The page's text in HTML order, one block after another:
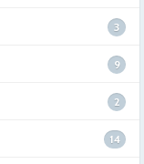
3
9
2
14